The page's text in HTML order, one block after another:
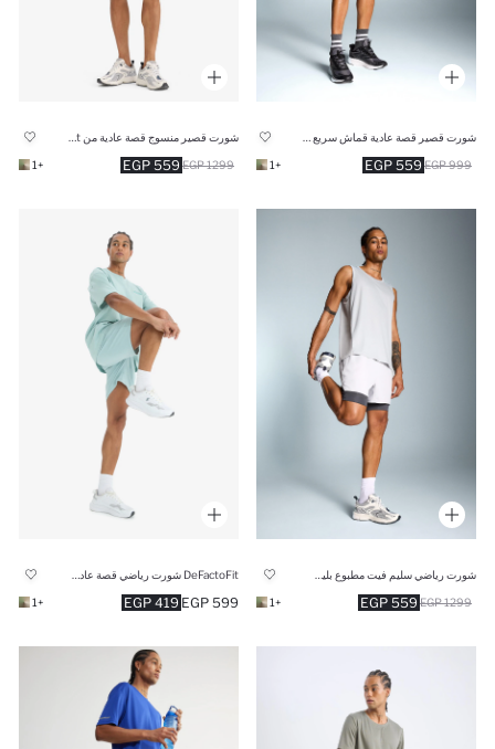
559 EGP 999 EGP
+1
559 EGP 1299 EGP
+1
559 EGP 1299 EGP
+1
419 EGP 599 EGP
+1